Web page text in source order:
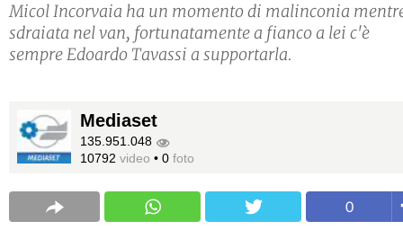
Micol Incorvaia ha un momento di malinconia
sdraiata nel van, fortunatamente a fianco a lei c'è
sempre Edoardo Tavassi a supportarla.
Mediaset
135.951.048
10792 video • 0 foto
0